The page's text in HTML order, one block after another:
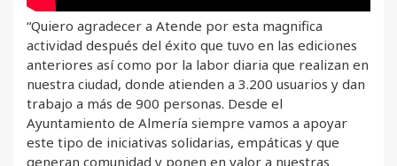
“Quiero agradecer a Atende por esta magnifica
actividad después del éxito que tuvo en las ediciones
anteriores así como por la labor diaria que realizan en
nuestra ciudad, donde atienden a 3.200 usuarios y dan
trabajo a más de 900 personas. Desde el
Ayuntamiento de Almería siempre vamos a apoyar
este tipo de iniciativas solidarias, empáticas y que
generan comunidad y ponen en valor a nuestras